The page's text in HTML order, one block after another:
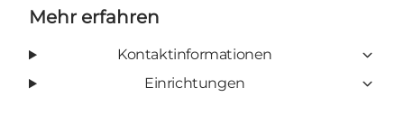
Mehr erfahren
Kontaktinformationen
Einrichtungen